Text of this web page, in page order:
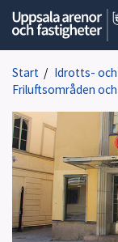
Start / Idrotts-
Friluftsområden